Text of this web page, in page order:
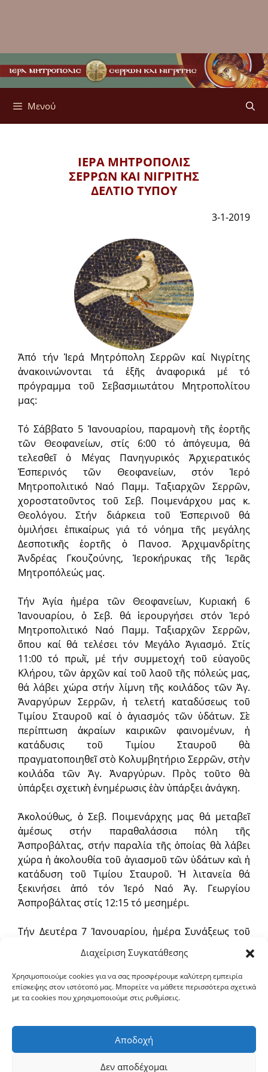
Διαχείριση Συγκατάθεσης
Χρησιμοποιούμε cookies για να σας προσφέρουμε καλύτερη εμπειρία
επίσκεψης στον ιστότοπό μας. Μπορείτε να μάθετε περισσότερα σχετικά
με τα cookies που χρησιμοποιούμε στις ρυθμίσεις.
Αποδοχή
Δεν αποδέχομαι
Μενού
ΙΕΡΑ ΜΗΤΡΟΠΟΛΙΣ
ΣΕΡΡΩΝ ΚΑΙ ΝΙΓΡΙΤΗΣ
ΔΕΛΤΙΟ ΤΥΠΟΥ
3-1-2019
Ἀπό τήν Ἱερά Μητρόπολη Σερρῶν καί Νιγρίτης
ἀνακοινώνονται τά ἑξῆς ἀναφορικά μέ τό
πρόγραμμα τοῦ Σεβασμιωτάτου Μητροπολίτου
μας:
Τό Σάββατο 5 Ἰανουαρίου, παραμονὴ τῆς ἑορτῆς
τῶν Θεοφανείων, στίς 6:00 τό ἀπόγευμα, θά
τελεσθεῖ ὁ Μέγας Πανηγυρικός Ἀρχιερατικός
Ἑσπερινός τῶν Θεοφανείων, στόν Ἱερό
Μητροπολιτικό Ναό Παμμ. Ταξιαρχῶν Σερρῶν,
χοροστατοῦντος τοῦ Σεβ. Ποιμενάρχου μας κ.
Θεολόγου. Στήν διάρκεια τοῦ Ἑσπερινοῦ θά
ὁμιλήσει ἐπικαίρως γιά τό νόημα τῆς μεγάλης
Δεσποτικῆς ἑορτῆς ὁ Πανοσ. Ἀρχιμανδρίτης
Ἀνδρέας Γκουζούνης, Ἱεροκήρυκας τῆς Ἱερᾶς
Μητροπόλεώς μας.
Τήν Ἁγία ἡμέρα τῶν Θεοφανείων, Κυριακή 6
Ἰανουαρίου, ὁ Σεβ. θά ἱερουργήσει στόν Ἱερό
Μητροπολιτικό Ναό Παμμ. Ταξιαρχῶν Σερρῶν,
ὅπου καί θά τελέσει τόν Μεγάλο Ἁγιασμό. Στίς
11:00 τό πρωῒ, μέ τήν συμμετοχή τοῦ εὐαγοῦς
Κλήρου, τῶν ἀρχῶν καί τοῦ λαοῦ τῆς πόλεώς μας,
θά λάβει χώρα στήν λίμνη τῆς κοιλάδος τῶν Ἁγ.
Ἀναργύρων Σερρῶν, ἡ τελετή καταδύσεως τοῦ
Τιμίου Σταυροῦ καί ὁ ἁγιασμός τῶν ὑδάτων. Σὲ
περίπτωση ἀκραίων καιρικῶν φαινομένων, ἡ
κατάδυσις τοῦ Τιμίου Σταυροῦ θὰ
πραγματοποιηθεῖ στὸ Κολυμβητήριο Σερρῶν, στὴν
κοιλάδα τῶν Ἁγ. Ἀναργύρων. Πρὸς τοῦτο θὰ
ὑπάρξει σχετικὴ ἐνημέρωσις ἐὰν ὑπάρξει ἀνάγκη.
Ἀκολούθως, ὁ Σεβ. Ποιμενάρχης μας θά μεταβεῖ
ἀμέσως στήν παραθαλάσσια πόλη τῆς
Ἀσπροβάλτας, στήν παραλία τῆς ὁποίας θὰ λάβει
χώρα ἡ ἀκολουθία τοῦ ἁγιασμοῦ τῶν ὑδάτων καὶ ἡ
κατάδυση τοῦ Τιμίου Σταυροῦ. Ἡ λιτανεία θά
ξεκινήσει ἀπό τόν Ἱερό Ναό Ἁγ. Γεωργίου
Ἀσπροβάλτας στίς 12:15 τό μεσημέρι.
Τήν Δευτέρα 7 Ἰανουαρίου, ἡμέρα Συνάξεως τοῦ
Τιμίου Προδρόμου καί Βαπτιστοῦ Ἰωάννου, ὁ Σεβ.
θά ἱερουργήσει στήν Ἀρχιερατική θ. Λειτουργία,
πού θά τελεσθεῖ στὴν ἀνδρώα Ἱερὰ Μονὴ Ἁγ.
Παρασκευῆς Σερρῶν, ὅπου φυλάσσεται μέρος τῆς
χαριτοβρύτου Κάρας τοῦ Τιμίου Προδρόμου,
Ἐκ τῆς Ἱερᾶς Μητροπόλεως